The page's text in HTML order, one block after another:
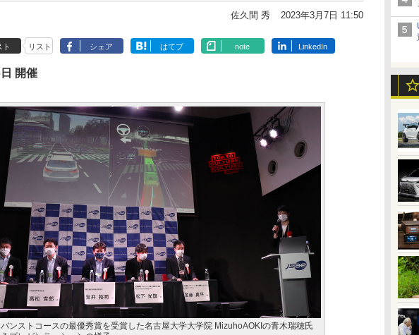
佐久間 秀 2023年3月7日 11:50
ト リスト シェア はてブ note LinkedIn
開催
ンストコースの最優秀賞を受賞した名古屋大学大学院 MizuhoAOKIの青木瑞穂氏